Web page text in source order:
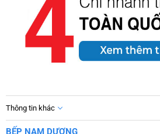
Thông tin khác
BẾP NAM DƯƠNG